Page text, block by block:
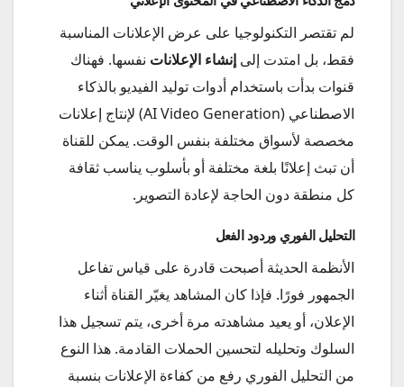
لم تقتصر التكنولوجيا على عرض الإعلانات المناسبة
فقط، بل امتدت إلى إنشاء الإعلانات نفسها. فهناك
قنوات بدأت باستخدام أدوات توليد الفيديو بالذكاء
الاصطناعي (AI Video Generation) لإنتاج إعلانات
مخصصة لأسواق مختلفة بنفس الوقت. يمكن للقناة
أن تبث إعلانًا بلغة مختلفة أو بأسلوب يناسب ثقافة
كل منطقة دون الحاجة لإعادة التصوير.
التحليل الفوري وردود الفعل
الأنظمة الحديثة أصبحت قادرة على قياس تفاعل
الجمهور فورًا. فإذا كان المشاهد يغيّر القناة أثناء
الإعلان، أو يعيد مشاهدته مرة أخرى، يتم تسجيل هذا
السلوك وتحليله لتحسين الحملات القادمة. هذا النوع
من التحليل الفوري رفع من كفاءة الإعلانات بنسبة